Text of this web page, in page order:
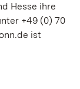
Hesse ihre
+49 (0) 70
ist